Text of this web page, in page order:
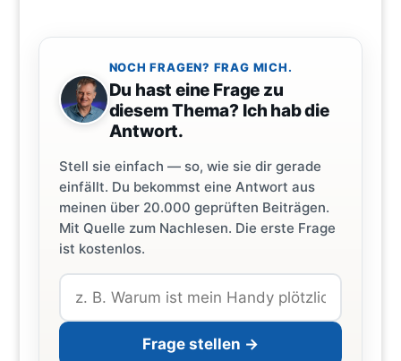
NOCH FRAGEN? FRAG MICH.
Du hast eine Frage zu
diesem Thema? Ich hab die
Antwort.
Stell sie einfach — so, wie sie dir gerade
einfällt. Du bekommst eine Antwort aus
meinen über 20.000 geprüften Beiträgen.
Mit Quelle zum Nachlesen. Die erste Frage
ist kostenlos.
Frage stellen →